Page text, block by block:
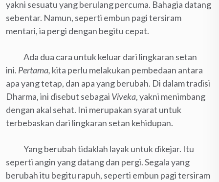
yakni sesuatu yang berulang percuma. Bahagia datang
sebentar. Namun, seperti embun pagi tersiram
mentari, ia pergi dengan begitu cepat.
Ada dua cara untuk keluar dari lingkaran setan
ini. Pertama, kita perlu melakukan pembedaan antara
apa yang tetap, dan apa yang berubah. Di dalam tradisi
Dharma, ini disebut sebagai Viveka, yakni menimbang
dengan akal sehat. Ini merupakan syarat untuk
terbebaskan dari lingkaran setan kehidupan.
Yang berubah tidaklah layak untuk dikejar. Itu
seperti angin yang datang dan pergi. Segala yang
berubah itu begitu rapuh, seperti embun pagi tersiram